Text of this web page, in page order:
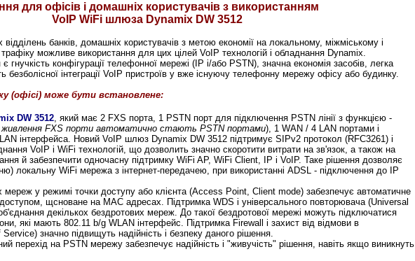
для офісів і домашніх користувачів з використанням
VoIP WiFi шлюза Dynamix DW 3512
банків, домашніх користувачів з метою економії на локальному, міжміському і
можливе використання для цих цілей VoIP технологій і обладнання Dynamix.
гнучкість конфігурації телефонної мережі (IP і/або PSTN), значна економія засобів, легка
безболісної інтеграції VoIP пристроїв у вже існуючу телефонну мережу офісу або будинку.
(офісі) може бути встановлене:
DW 3512, який має 2 FXS порта, 1 PSTN порт для підключення PSTN лінії з функцією -
живлення FXS порти автоматично стають PSTN портами), 1 WAN / 4 LAN портами і
інтерфейса. Новий VoIP шлюз Dynamix DW 3512 підтримує SIPv2 протокол (RFC3261) і
VoIP і WiFi технологій, що дозволить значно скоротити витрати на зв'язок, а також на
й забезпечити одночасну підтримку WiFi AP, WiFi Client, IP і VoIP. Таке рішення дозволяє
локальну WiFi мережа з інтернет-передачею, при використанні ADSL - підключення до IP
у режимі точки доступу або клієнта (Access Point, Client mode) забезпечує автоматичне
щсноване на MAC адресах. Підтримка WDS і універсального повторювача (Universal
декількох бездротових мереж. До такої бездротової мережі можуть підключатися
які мають 802.11 b/g WLAN інтерфейс. Підтримка Fіrewall і захист від відмови в
значно підвищуть надійність і безпеку даного рішення.
перехід на PSTN мережу забезпечує надійність і "живучість" рішення, навіть якщо виникнуть